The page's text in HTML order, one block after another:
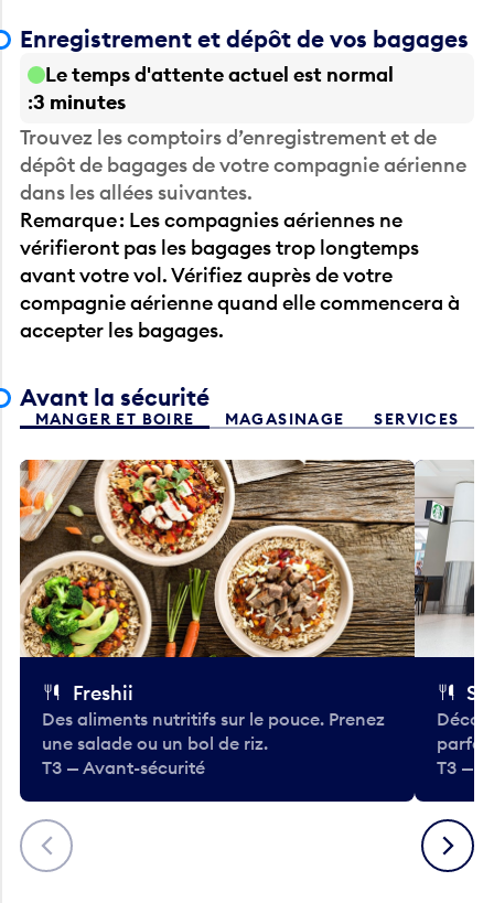
Enregistrement et dépôt de vos bagages
Le temps d'attente actuel est normal
3 minutes
Trouvez les comptoirs d’enregistrement et de
dépôt de bagages de votre compagnie aérienne
dans les allées suivantes.
Remarque : Les compagnies aériennes ne
vérifieront pas les bagages trop longtemps
avant votre vol. Vérifiez auprès de votre
compagnie aérienne quand elle commencera à
accepter les bagages.
Avant la sécurité
MANGER ET BOIRE MAGASINAGE SERVICES
Précédent
Freshii
Des aliments nutritifs sur le pouce. Prenez
une salade ou un bol de riz.
T3 — Avant-sécurité
T3 —
Suivant